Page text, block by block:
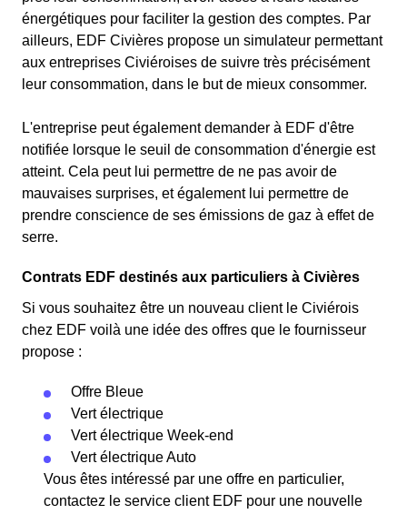
énergétiques pour faciliter la gestion des comptes. Par
ailleurs, EDF Civières propose un simulateur permettant
aux entreprises Civiéroises de suivre très précisément
leur consommation, dans le but de mieux consommer.
L'entreprise peut également demander à EDF d'être
notifiée lorsque le seuil de consommation d'énergie est
atteint. Cela peut lui permettre de ne pas avoir de
mauvaises surprises, et également lui permettre de
prendre conscience de ses émissions de gaz à effet de
serre.
Contrats EDF destinés aux particuliers à Civières
Si vous souhaitez être un nouveau client le Civiérois
chez EDF voilà une idée des offres que le fournisseur
propose :
Offre Bleue
Vert électrique
Vert électrique Week-end
Vert électrique Auto
Vous êtes intéressé par une offre en particulier,
contactez le service client EDF pour une nouvelle